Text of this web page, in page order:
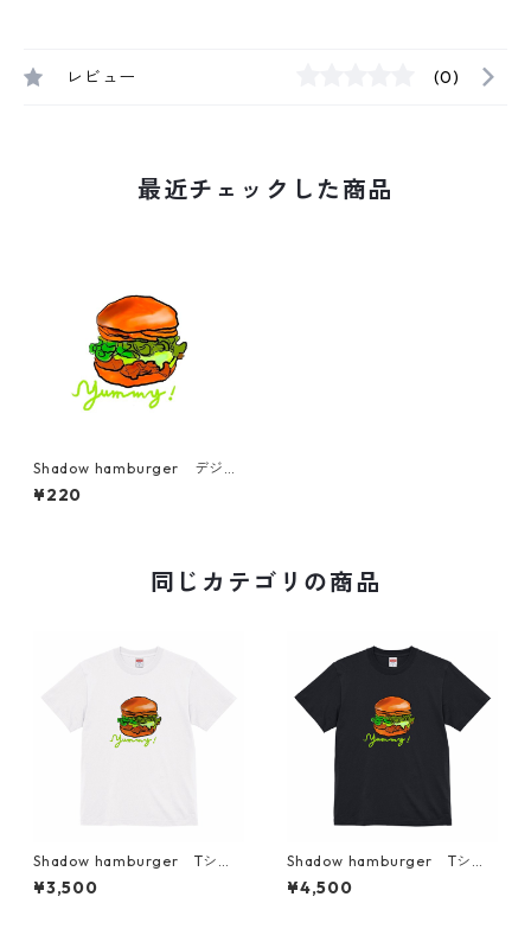
レビュー (0)
最近チェックした商品
Shadow hamburger デジタ
ルコンテンツ
¥220
同じカテゴリの商品
Shadow hamburger Tシャ
ツ ホワイト アートデザイ
ンTシャツ simple fashionabl
¥3,500
Shadow hamburger Tシャ
ツ ブラック
¥4,500